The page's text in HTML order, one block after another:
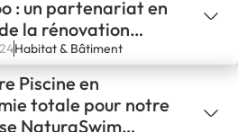
: un partenariat en
la rénovation
Habitat & Bâtiment
Piscine en
totale pour notre
NaturaSwim